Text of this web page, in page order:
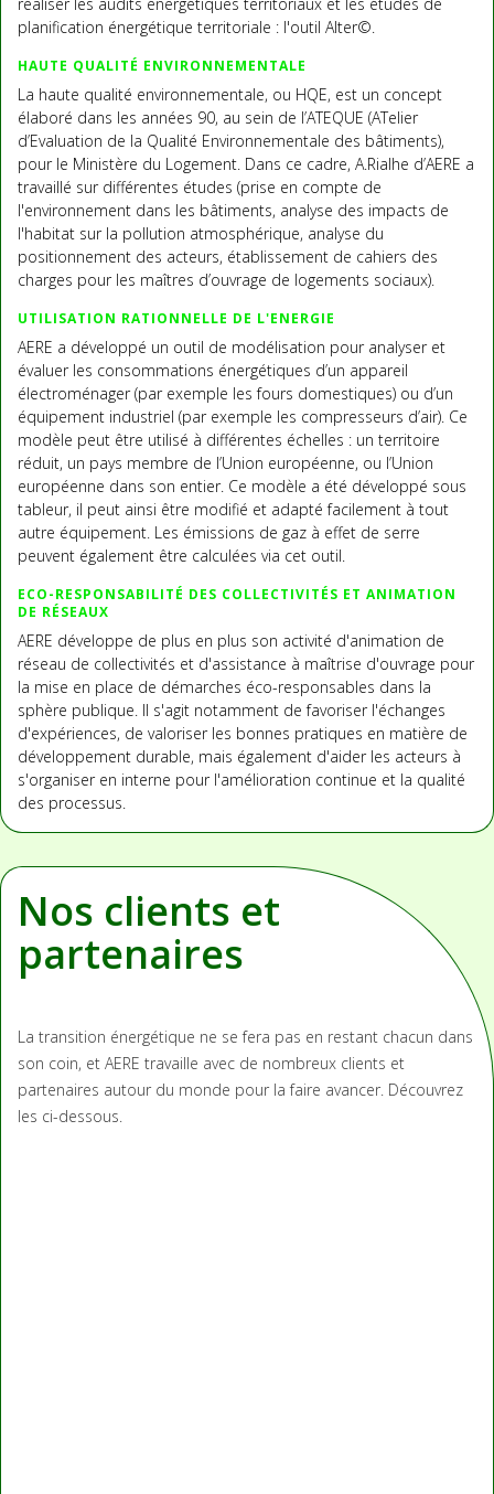
réaliser les audits énergétiques territoriaux et les études de
planification énergétique territoriale : l'outil Alter©.
HAUTE QUALITÉ ENVIRONNEMENTALE
La haute qualité environnementale, ou HQE, est un concept
élaboré dans les années 90, au sein de l’ATEQUE (ATelier
d’Evaluation de la Qualité Environnementale des bâtiments),
pour le Ministère du Logement. Dans ce cadre, A.Rialhe d’AERE a
travaillé sur différentes études (prise en compte de
l'environnement dans les bâtiments, analyse des impacts de
l'habitat sur la pollution atmosphérique, analyse du
positionnement des acteurs, établissement de cahiers des
charges pour les maîtres d’ouvrage de logements sociaux).
UTILISATION RATIONNELLE DE L'ENERGIE
AERE a développé un outil de modélisation pour analyser et
évaluer les consommations énergétiques d’un appareil
électroménager (par exemple les fours domestiques) ou d’un
équipement industriel (par exemple les compresseurs d’air). Ce
modèle peut être utilisé à différentes échelles : un territoire
réduit, un pays membre de l’Union européenne, ou l’Union
européenne dans son entier. Ce modèle a été développé sous
tableur, il peut ainsi être modifié et adapté facilement à tout
autre équipement. Les émissions de gaz à effet de serre
peuvent également être calculées via cet outil.
ECO-RESPONSABILITÉ DES COLLECTIVITÉS ET ANIMATION
DE RÉSEAUX
AERE développe de plus en plus son activité d'animation de
réseau de collectivités et d'assistance à maîtrise d'ouvrage pour
la mise en place de démarches éco-responsables dans la
sphère publique. Il s'agit notamment de favoriser l'échanges
d'expériences, de valoriser les bonnes pratiques en matière de
développement durable, mais également d'aider les acteurs à
s'organiser en interne pour l'amélioration continue et la qualité
des processus.
Nos clients et
partenaires
La transition énergétique ne se fera pas en restant chacun dans
son coin, et AERE travaille avec de nombreux clients et
partenaires autour du monde pour la faire avancer. Découvrez
les ci-dessous.